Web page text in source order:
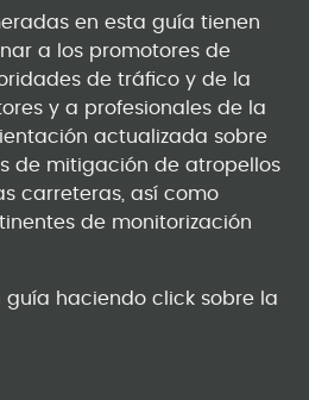
en esta guía tienen
a los promotores de
de tráfico y de la
y a profesionales de la
actualizada sobre
de mitigación de atropellos
carreteras, así como
de monitorización
guía haciendo click sobre la